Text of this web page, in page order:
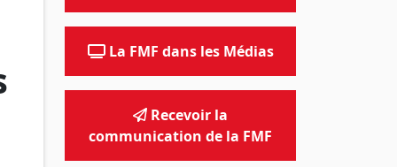
La FMF dans les Médias
Recevoir la
communication de la FMF